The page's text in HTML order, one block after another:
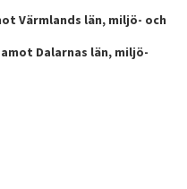
Värmlands län, miljö- och
Dalarnas län, miljö-